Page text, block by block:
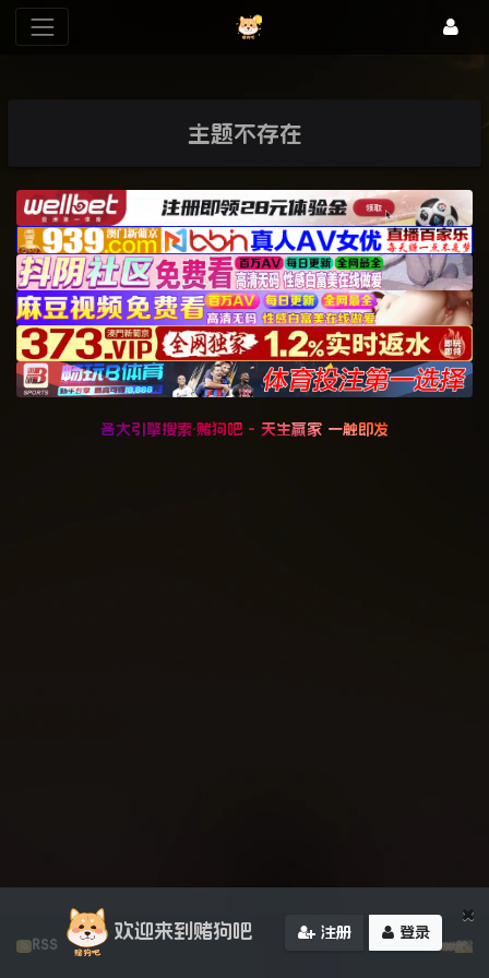
主题不存在
各大引擎搜索·赌狗吧 - 天生赢家 一触即发
RSS
×
欢迎来到赌狗吧 注册 登录